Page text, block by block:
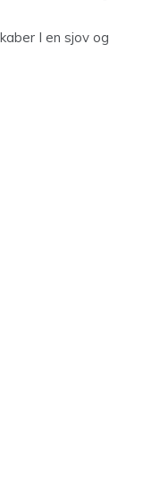
I en sjov og